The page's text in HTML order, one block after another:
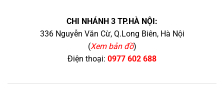
CHI NHÁNH 3 TP.HÀ NỘI:
336 Nguyễn Văn Cừ, Q.Long Biên, Hà Nội
(Xem bản đồ)
Điện thoại: 0977 602 688